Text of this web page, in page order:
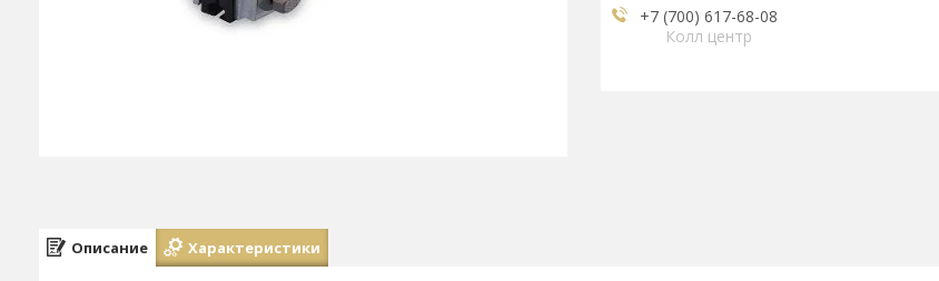
+7 (700) 617-68-08
Колл центр
Описание Характеристики